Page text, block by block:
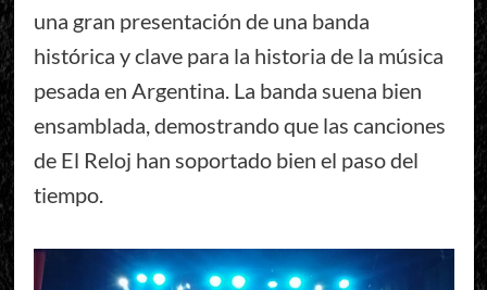
una gran presentación de una banda
histórica y clave para la historia de la música
pesada en Argentina. La banda suena bien
ensamblada, demostrando que las canciones
de El Reloj han soportado bien el paso del
tiempo.